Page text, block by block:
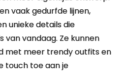
vaak gedurfde lijnen,
unieke details die
van vandaag. Ze kunnen
met meer trendy outfits en
touch toe aan je